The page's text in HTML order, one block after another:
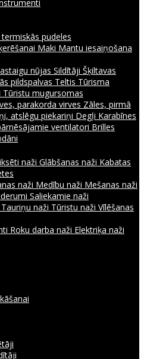
pudeles
Maki Mantu iesaiņošana
nūjas Sildītāji Šķiltavas
pildspalvas Teltis Tūrisma
Tūristu mugursomas
parakorda virves Zāles, pirmā
atslēgu piekariņi Degļi Karabīnes
ventilatori Brilles
naži Glābšanas naži Kabatas
naži Medību naži Mešanas naži
Saliekamie naži
Tauriņu naži Tūristu naži Vīlēšanas
Roku darba naži Elektriķa naži